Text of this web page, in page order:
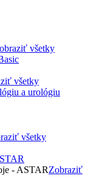
všetky
všetky
všetky
- ASTARZobraziť